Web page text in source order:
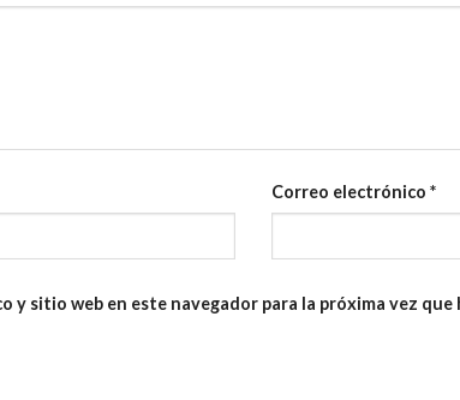
Correo electrónico *
y sitio web en este navegador para la próxima vez